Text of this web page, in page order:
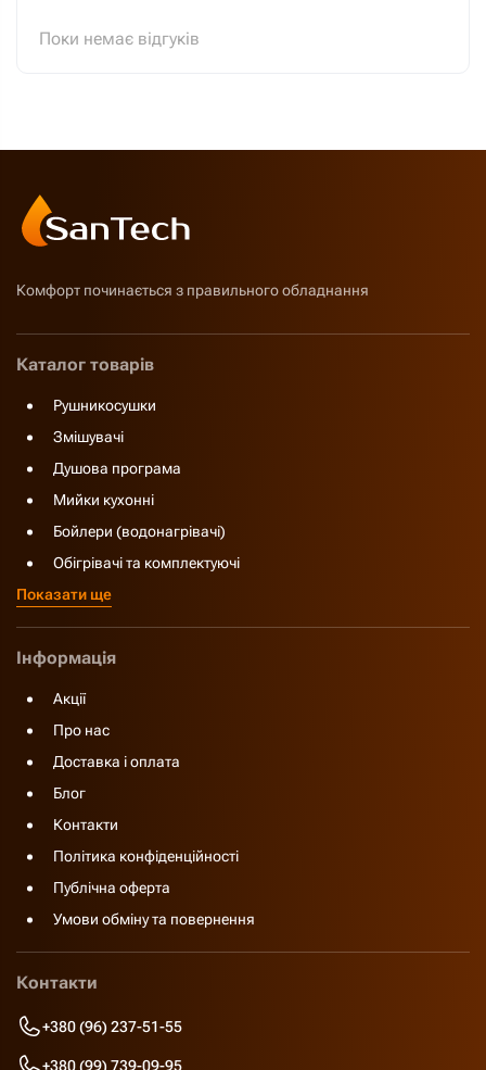
Поки немає відгуків
Комфорт починається з правильного обладнання
Каталог товарів
Рушникосушки
Змішувачі
Душова програма
Мийки кухонні
Бойлери (водонагрівачі)
Обігрівачі та комплектуючі
Показати ще
Інформація
Акції
Про нас
Доставка і оплата
Блог
Контакти
Політика конфіденційності
Публічна оферта
Умови обміну та повернення
Контакти
+380 (96) 237-51-55
+380 (99) 739-09-95